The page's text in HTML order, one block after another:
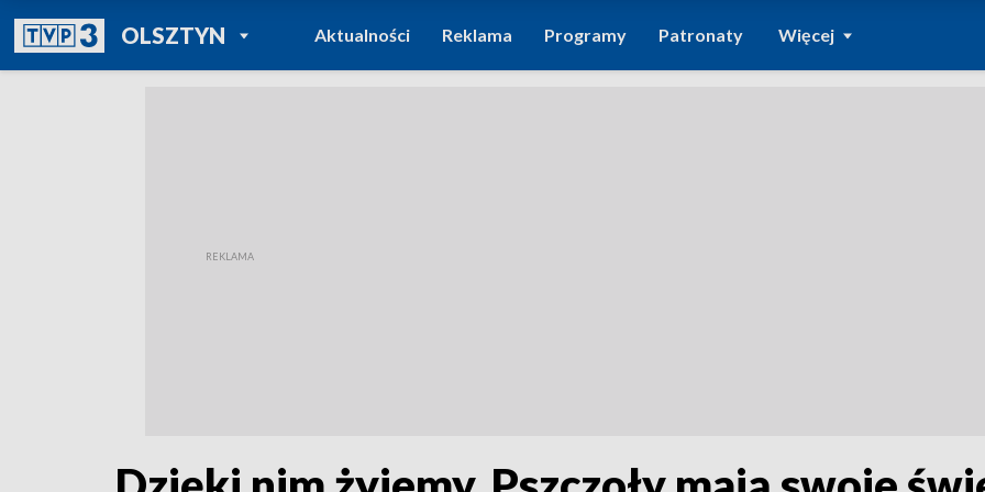
OLSZTYNPOWRÓT DO
TVP REGIONY
Aktualności Reklama Programy Patronaty Więcej